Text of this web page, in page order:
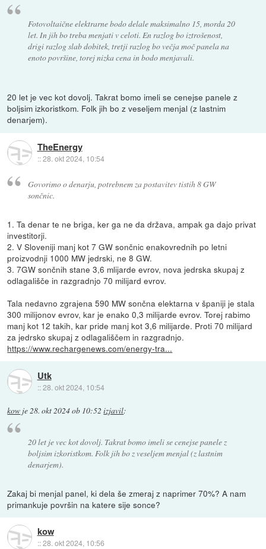
Fotovoltaične elektrarne bodo delale maksimalno 15, morda 20
let. In jih bo treba menjati v celoti. En razlog bo iztrošenost,
drigi razlog slab dobitek, tretji razlog bo večja moč panela na
enoto površine, torej nizka cena in bodo menjavali.
20 let je vec kot dovolj. Takrat bomo imeli se cenejse panele z
boljsim izkoristkom. Folk jih bo z veseljem menjal (z lastnim
denarjem).
TheEnergy
::28. okt 2024, 10:54
Govorimo o denarju, potrebnem za postavitev tistih 8 GW
sončnic.
1. Ta denar te ne briga, ker ga ne da država, ampak ga dajo privat
investitorji.
2. V Sloveniji manj kot 7 GW sončnic enakovrednih po letni
proizvodnji 1000 MW jedrski, ne 8 GW.
3. 7GW sončnih stane 3,6 mlijarde evrov, nova jedrska skupaj z
odlagališče in razgradnjo 70 milijard evrov.
Tala nedavno zgrajena 590 MW sončna elektarna v španiji je stala
300 milijonov evrov, kar je enako 0,3 milijarde evrov. Torej rabimo
manj kot 12 takih, kar pride manj kot 3,6 milijarde. Proti 70 milijard
za jedrsko skupaj z odlagališčem in razgradnjo.
https://www.rechargenews.com/energy-tra...
Utk
::28. okt 2024, 10:54
kow je28. okt 2024 ob 10:52 izjavil:
20 let je vec kot dovolj. Takrat bomo imeli se cenejse panele z
boljsim izkoristkom. Folk jih bo z veseljem menjal (z lastnim
denarjem).
Zakaj bi menjal panel, ki dela še zmeraj z naprimer 70%? A nam
primankuje površin na katere sije sonce?
kow
::28. okt 2024, 10:56